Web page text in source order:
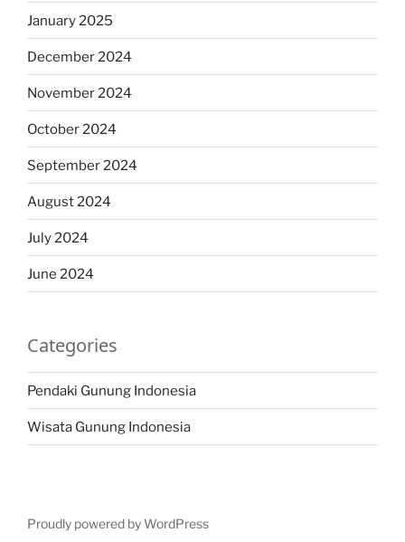
January 2025
December 2024
November 2024
October 2024
September 2024
August 2024
July 2024
June 2024
Categories
Pendaki Gunung Indonesia
Wisata Gunung Indonesia
Proudly powered by WordPress